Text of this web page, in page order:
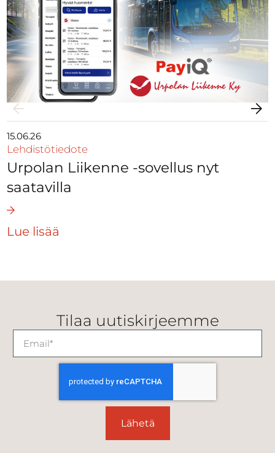
15.06.26
Lehdistötiedote
Urpolan Liikenne -sovellus nyt
saatavilla
Lue lisää
Tilaa uutiskirjeemme
Lähetä